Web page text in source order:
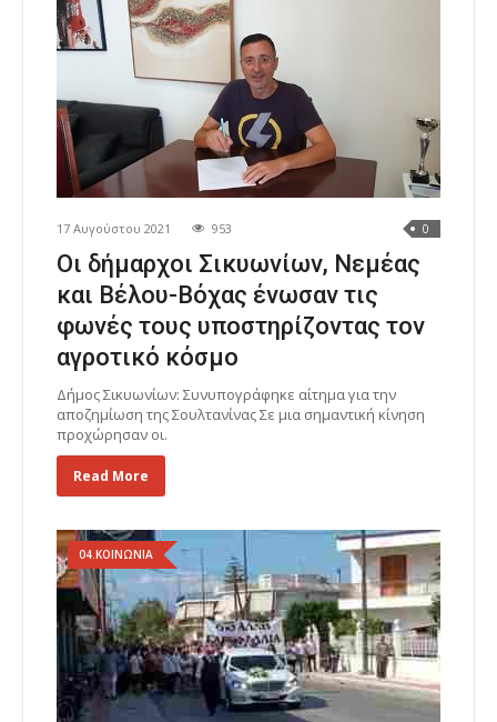
17 Αυγούστου 2021 953 0
Οι δήμαρχοι Σικυωνίων, Νεμέας
και Βέλου-Βόχας ένωσαν τις
φωνές τους υποστηρίζοντας τον
αγροτικό κόσμο
Δήμος Σικυωνίων: Συνυπογράφηκε αίτημα για την
αποζημίωση της Σουλτανίνας Σε μια σημαντική κίνηση
προχώρησαν οι.
Read More
04.ΚΟΙΝΩΝΙΑ